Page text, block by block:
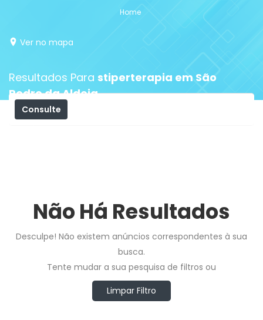
Home
Ver no mapa
Resultados Para stiperterapia em São
Pedro da Aldeia
Consulte
Não Há Resultados
Desculpe! Não existem anúncios correspondentes à sua
busca.
Tente mudar a sua pesquisa de filtros ou
Limpar Filtro